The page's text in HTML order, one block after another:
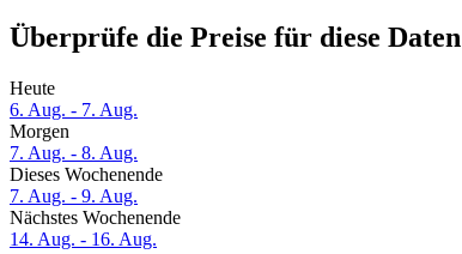
Überprüfe die Preise für diese Daten
Heute
6. Aug. - 7. Aug.
Morgen
7. Aug. - 8. Aug.
Dieses Wochenende
7. Aug. - 9. Aug.
Nächstes Wochenende
14. Aug. - 16. Aug.